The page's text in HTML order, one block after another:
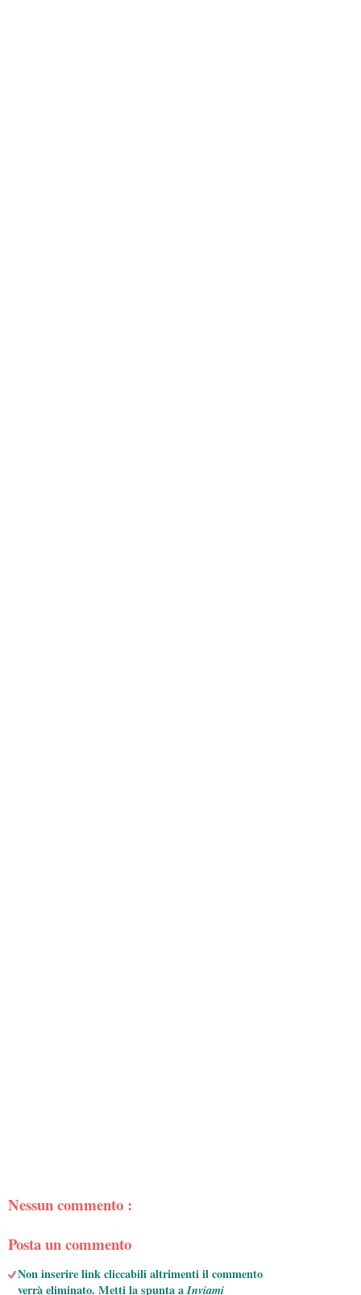
Nessun commento :
Posta un commento
Non inserire link cliccabili altrimenti il commento
verrà eliminato. Metti la spunta aInviami